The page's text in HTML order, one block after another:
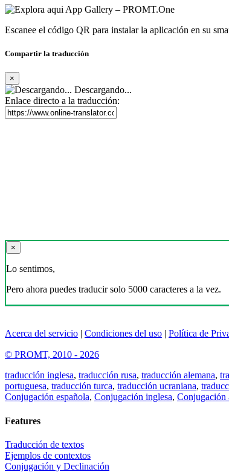
Escanee el código QR para instalar la aplicación en su
Compartir la traducción
×
Descargando...
Enlace directo a la traducción:
×
Lo sentimos,
Pero ahora puedes traducir solo 5000 caracteres a la vez.
Acerca del servicio | Condiciones del uso | Política de
© PROMT, 2010 - 2026
traducción inglesa, traducción rusa, traducción alemana,
portuguesa, traducción turca, traducción ucraniana,
Conjugación española, Conjugación inglesa, Conjugación
Features
Traducción de textos
Ejemplos de contextos
Conjugación y Declinación